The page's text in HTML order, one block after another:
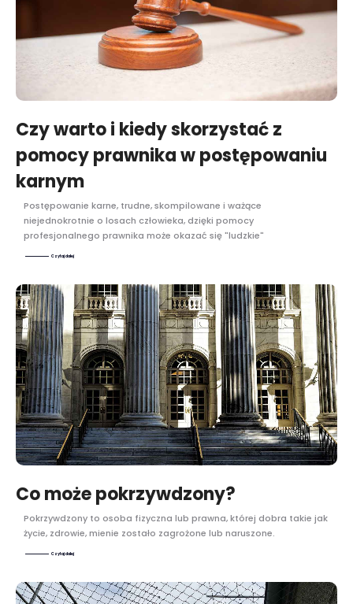
Czy warto i kiedy skorzystać z
pomocy prawnika w postępowaniu
karnym
Postępowanie karne, trudne, skompilowane i ważące
niejednokrotnie o losach człowieka, dzięki pomocy
profesjonalnego prawnika może okazać się "ludzkie"
Czytaj dalej
Co może pokrzywdzony?
Pokrzywdzony to osoba fizyczna lub prawna, której dobra takie jak
życie, zdrowie, mienie zostało zagrożone lub naruszone.
Czytaj dalej